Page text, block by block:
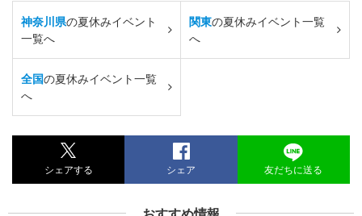
神奈川県の夏休みイベント
一覧へ
関東の夏休みイベント一覧
へ
全国の夏休みイベント一覧
へ
シェアする シェア 友だちに送る